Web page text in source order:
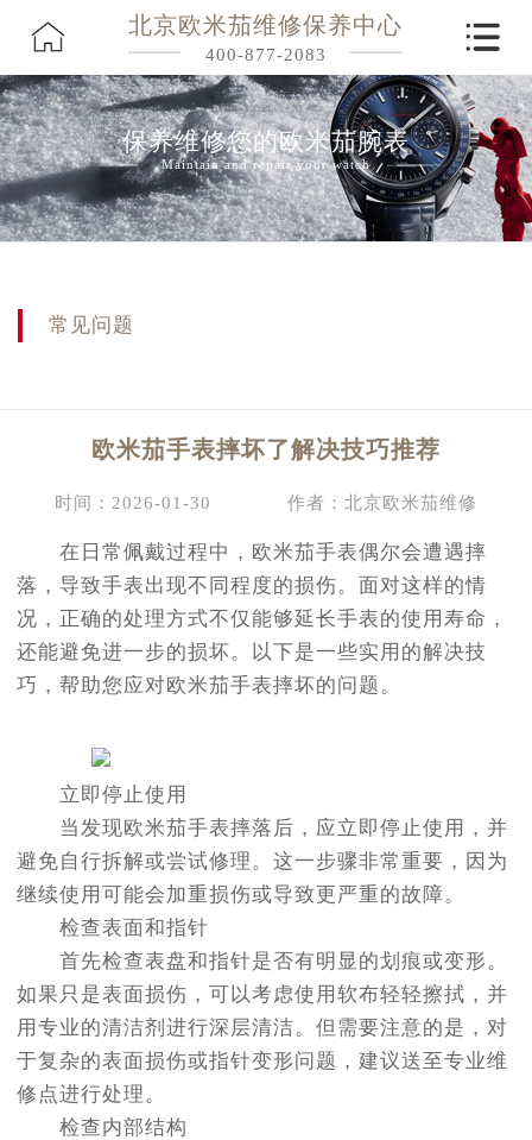
北京欧米茄维修保养中心
400-877-2083
保养维修您的欧米茄腕表
Maintain and repair your watch
常见问题
欧米茄手表摔坏了解决技巧推荐
时间：2026-01-30 作者：北京欧米茄维修
在日常佩戴过程中，欧米茄手表偶尔会遭遇摔
落，导致手表出现不同程度的损伤。面对这样的情
况，正确的处理方式不仅能够延长手表的使用寿命，
还能避免进一步的损坏。以下是一些实用的解决技
巧，帮助您应对欧米茄手表摔坏的问题。
立即停止使用
当发现欧米茄手表摔落后，应立即停止使用，并
避免自行拆解或尝试修理。这一步骤非常重要，因为
继续使用可能会加重损伤或导致更严重的故障。
检查表面和指针
首先检查表盘和指针是否有明显的划痕或变形。
如果只是表面损伤，可以考虑使用软布轻轻擦拭，并
用专业的清洁剂进行深层清洁。但需要注意的是，对
于复杂的表面损伤或指针变形问题，建议送至专业维
修点进行处理。
检查内部结构